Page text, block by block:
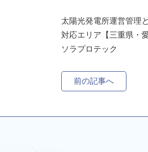
太陽光発電所運営管理
対応エリア【三重県・
ソラプロテック
前の記事へ